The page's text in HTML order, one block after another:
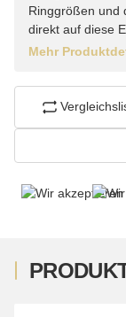
Ringgrößen und
direkt auf diese
Mehr